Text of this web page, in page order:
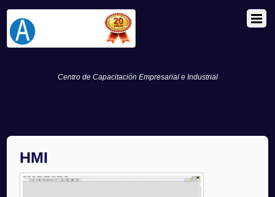
Centro de Capacitación Empresarial e Industrial
HMI